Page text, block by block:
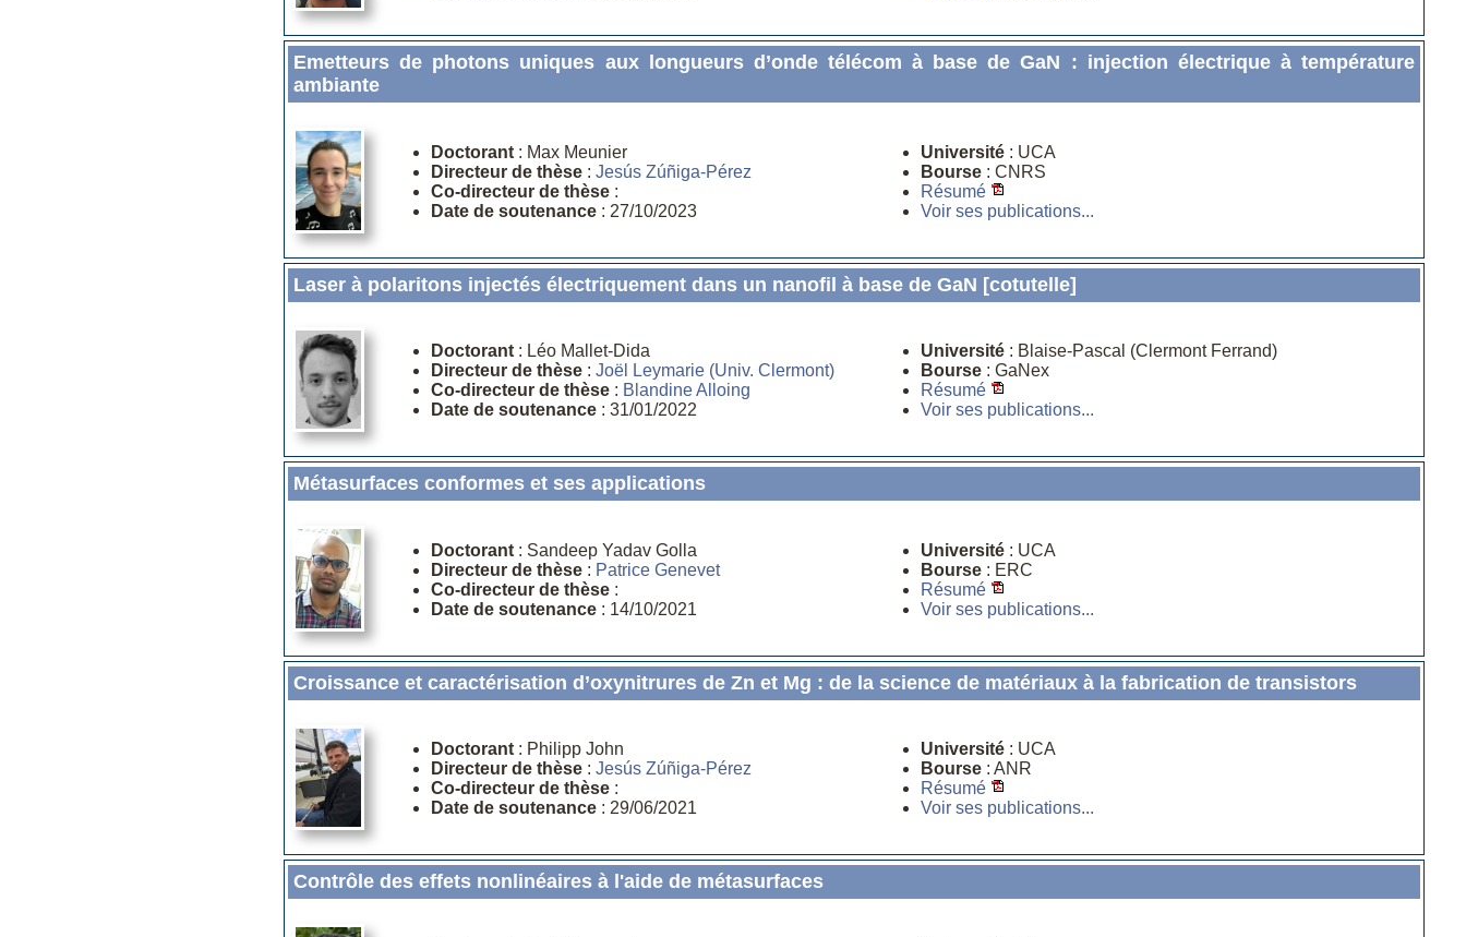
Emetteurs de photons uniques aux longueurs d’onde télécom à base de GaN : injection électrique à température
ambiante
Doctorant : Max Meunier
Directeur de thèse : Jesús Zúñiga-Pérez
Co-directeur de thèse :
Date de soutenance : 27/10/2023
Université : UCA
Bourse : CNRS
Résumé
Voir ses publications...
Laser à polaritons injectés électriquement dans un nanofil à base de GaN [cotutelle]
Doctorant : Léo Mallet-Dida
Directeur de thèse : Joël Leymarie (Univ. Clermont)
Co-directeur de thèse : Blandine Alloing
Date de soutenance : 31/01/2022
Université : Blaise-Pascal (Clermont Ferrand)
Bourse : GaNex
Résumé
Voir ses publications...
Métasurfaces conformes et ses applications
Doctorant : Sandeep Yadav Golla
Directeur de thèse : Patrice Genevet
Co-directeur de thèse :
Date de soutenance : 14/10/2021
Université : UCA
Bourse : ERC
Résumé
Voir ses publications...
Croissance et caractérisation d’oxynitrures de Zn et Mg : de la science de matériaux à la fabrication de transistors
Doctorant : Philipp John
Directeur de thèse : Jesús Zúñiga-Pérez
Co-directeur de thèse :
Date de soutenance : 29/06/2021
Université : UCA
Bourse : ANR
Résumé
Voir ses publications...
Contrôle des effets nonlinéaires à l'aide de métasurfaces